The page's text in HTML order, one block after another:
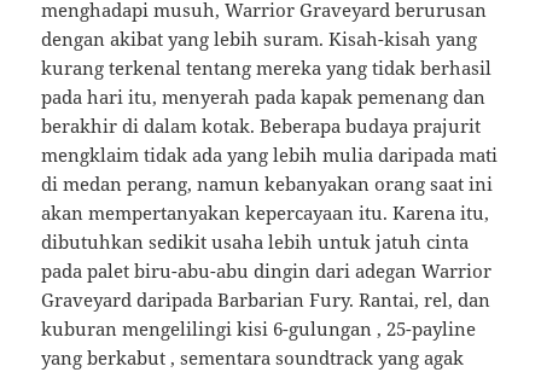
menghadapi musuh, Warrior Graveyard berurusan
dengan akibat yang lebih suram. Kisah-kisah yang
kurang terkenal tentang mereka yang tidak berhasil
pada hari itu, menyerah pada kapak pemenang dan
berakhir di dalam kotak. Beberapa budaya prajurit
mengklaim tidak ada yang lebih mulia daripada mati
di medan perang, namun kebanyakan orang saat ini
akan mempertanyakan kepercayaan itu. Karena itu,
dibutuhkan sedikit usaha lebih untuk jatuh cinta
pada palet biru-abu-abu dingin dari adegan Warrior
Graveyard daripada Barbarian Fury. Rantai, rel, dan
kuburan mengelilingi kisi 6-gulungan , 25-payline
yang berkabut , sementara soundtrack yang agak